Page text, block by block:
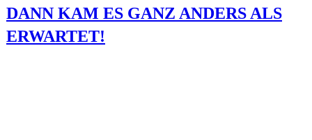
DANN KAM ES GANZ ANDERS ALS
ERWARTET!